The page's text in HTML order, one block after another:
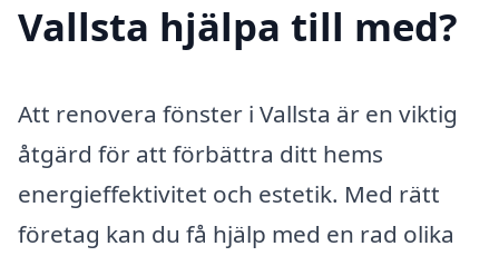
Vallsta hjälpa till med?
Att renovera fönster i Vallsta är en viktig
åtgärd för att förbättra ditt hems
energieffektivitet och estetik. Med rätt
företag kan du få hjälp med en rad olika